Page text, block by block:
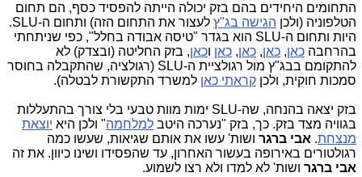
התחומים היחידים בהם בזק יכולה הייתה להפסיד כסף, הם תחום
הטלפוניה (ולכן הגישה בג"ץ
לעצור את התחום הזה) ותחום ה-SLU.
היות ותחום ה-SLU הוא בגדר "טיסה אבודה בחלל", כפי שניתחתי
בהרחבה כאן, כאן, כאן, כאן וכאן, בזק החליטה (ובצדק) לא
להתקומם בבג"ץ מול רגולציית ה-SLU (רגולציה, שהתקבלה בחוסר
סמכות חוקית, ולכן קראתי כאן למשרד התקשורת לבטלה).
בזק יצאה בהנחה, שה-SLU ימות מוות טבעי בלי צורך בהתעללות
בגוויה מצד בזק. כך, בזק "נערכה היטב למלחמה" ולכן היא יוצאת
מנצחת. אבי ברגר ושות' עשו את אותם שגיאות, שעשו כמה
רגולטורים באירופה בעשור האחרון, עד שהפסידו ושינו כיוון. את זה
אבי ברגר ושות' לא למדו ולא רצו לשמוע.